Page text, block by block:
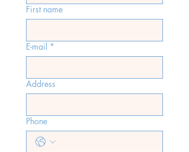
First name
E-mail *
Address
Phone